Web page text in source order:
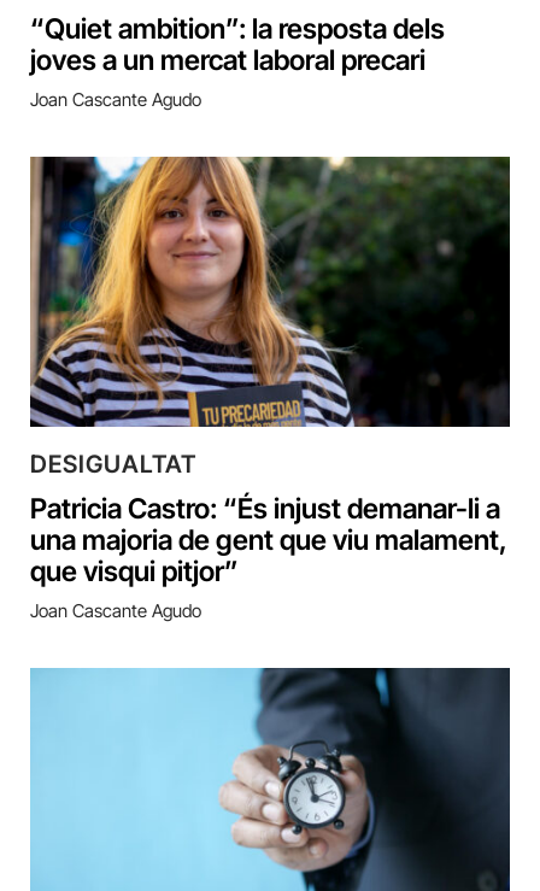
“Quiet ambition”: la resposta dels
joves a un mercat laboral precari
Joan Cascante Agudo
DESIGUALTAT
Patricia Castro: “És injust demanar-li a
una majoria de gent que viu malament,
que visqui pitjor”
Joan Cascante Agudo